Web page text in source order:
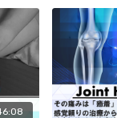
門家ではありません
がこれらのスキルや